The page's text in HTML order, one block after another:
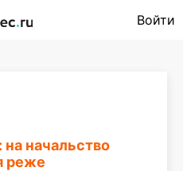
Войти
начальство
реже